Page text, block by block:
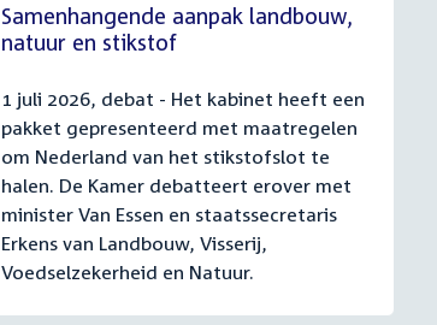
Samenhangende aanpak landbouw,
natuur en stikstof
1 juli 2026, debat - Het kabinet heeft een
pakket gepresenteerd met maatregelen
om Nederland van het stikstofslot te
halen. De Kamer debatteert erover met
minister Van Essen en staatssecretaris
Erkens van Landbouw, Visserij,
Voedselzekerheid en Natuur.